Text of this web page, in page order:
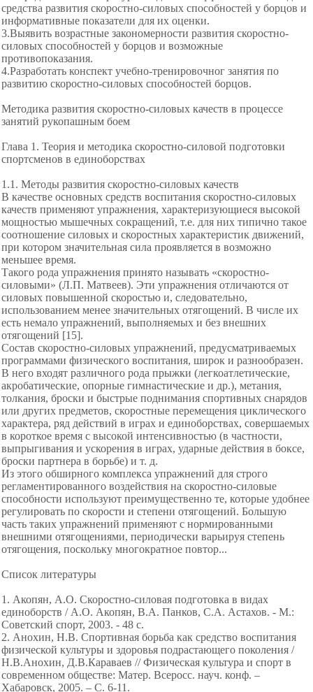
средства развития скоростно-силовых способностей у борцов и
информативные показатели для их оценки.
3.Выявить возрастные закономерности развития скоростно-
силовых способностей у борцов и возможные
противопоказания.
4.Разработать конспект учебно-тренировочног занятия по
развитию скоростно-силовых способностей борцов.
Методика развития скоростно-силовых качеств в процессе
занятий рукопашным боем
Глава 1. Теория и методика скоростно-силовой подготовки
спортсменов в единоборствах
1.1. Методы развития скоростно-силовых качеств
В качестве основных средств воспитания скоростно-силовых
качеств применяют упражнения, характеризующиеся высокой
мощностью мышечных сокращений, т.е. для них типично такое
соотношение силовых и скоростных характеристик движений,
при котором значительная сила проявляется в возможно
меньшее время.
Такого рода упражнения принято называть «скоростно-
силовыми» (Л.П. Матвеев). Эти упражнения отличаются от
силовых повышенной скоростью и, следовательно,
использованием менее значительных отягощений. В числе их
есть немало упражнений, выполняемых и без внешних
отягощений [15].
Состав скоростно-силовых упражнений, предусматриваемых
программами физического воспитания, широк и разнообразен.
В него входят различного рода прыжки (легкоатлетические,
акробатические, опорные гимнастические и др.), метания,
толкания, броски и быстрые поднимания спортивных снарядов
или других предметов, скоростные перемещения циклического
характера, ряд действий в играх и единоборствах, совершаемых
в короткое время с высокой интенсивностью (в частности,
выпрыгивания и ускорения в играх, ударные действия в боксе,
броски партнера в борьбе) и т. д.
Из этого обширного комплекса упражнений для строго
регламентированного воздействия на скоростно-силовые
способности используют преимущественно те, которые удобнее
регулировать по скорости и степени отягощений. Большую
часть таких упражнений применяют с нормированными
внешними отягощениями, периодически варьируя степень
отягощения, поскольку многократное повтор...
Список литературы
1. Акопян, А.О. Скоростно-силовая подготовка в видах
единоборств / А.О. Акопян, В.А. Панков, С.А. Астахов. - М.:
Советский спорт, 2003. - 48 с.
2. Анохин, Н.В. Спортивная борьба как средство воспитания
физической культуры и здоровья подрастающего поколения /
Н.В.Анохин, Д.В.Караваев // Физическая культура и спорт в
современном обществе: Матер. Всеросс. науч. конф. –
Хабаровск, 2005. – С. 6-11.